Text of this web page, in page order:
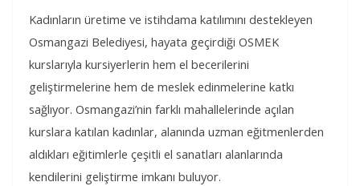
Kadınların üretime ve istihdama katılımını destekleyen
Osmangazi Belediyesi, hayata geçirdiği OSMEK
kurslarıyla kursiyerlerin hem el becerilerini
geliştirmelerine hem de meslek edinmelerine katkı
sağlıyor. Osmangazi’nin farklı mahallelerinde açılan
kurslara katılan kadınlar, alanında uzman eğitmenlerden
aldıkları eğitimlerle çeşitli el sanatları alanlarında
kendilerini geliştirme imkanı buluyor.